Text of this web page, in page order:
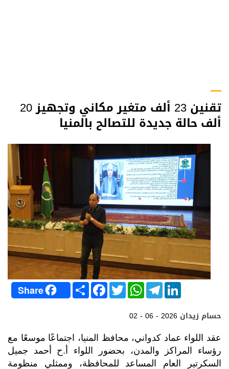
تقنين 23 ألف متغير مكاني وتجهيز 20
ألف حالة جديدة للتصالح بالمنيا
Share S
h
a
F
a
c
o
k
T
w
i
r
W
h
a
s
p
p
T
e
l
e
g
a
m
L
i
n
e
I
n
02 - 06 - 2026 حسام زيدان
عقد اللواء عماد كدواني، محافظ المنيا، اجتماعًا موسعًا مع
رؤساء المراكز والمدن، بحضور اللواء أ.ح أحمد جميل
السكرتير العام المساعد للمحافظة، وممثلي منظومة